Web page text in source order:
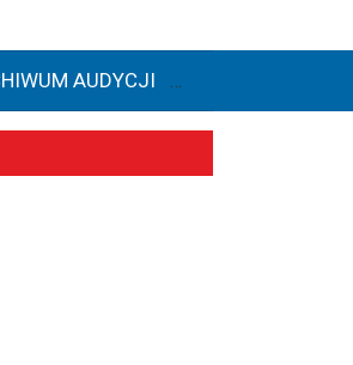
AUDYCJI